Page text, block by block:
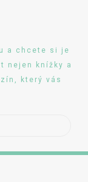
a chcete si je
nejen knížky a
který vás